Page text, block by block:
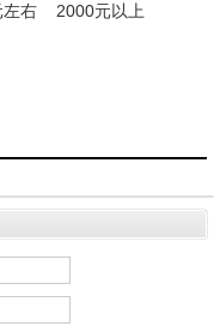
左右 2000元以上